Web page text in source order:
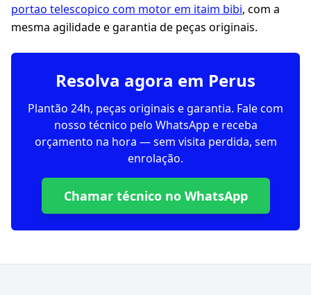
portao telescopico com motor em itaim bibi, com a
mesma agilidade e garantia de peças originais.
Resolva agora em Perus
Plantão 24h, peças originais e garantia. Fale com
nosso técnico pelo WhatsApp e receba
orçamento na hora — sem visita perdida, sem
enrolação.
Chamar técnico no WhatsApp